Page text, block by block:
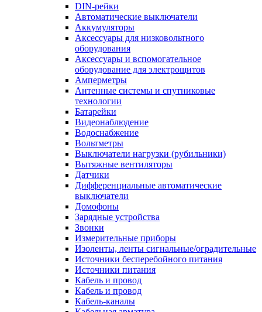
DIN-рейки
Автоматические выключатели
Аккумуляторы
Аксессуары для низковольтного
оборудования
Аксессуары и вспомогательное
оборудование для электрощитов
Амперметры
Антенные системы и спутниковые
технологии
Батарейки
Видеонаблюдение
Водоснабжение
Вольтметры
Выключатели нагрузки (рубильники)
Вытяжные вентиляторы
Датчики
Дифференциальные автоматические
выключатели
Домофоны
Зарядные устройства
Звонки
Измерительные приборы
Изоленты, ленты сигнальные/оградительные
Источники бесперебойного питания
Источники питания
Кабель и провод
Кабель и провод
Кабель-каналы